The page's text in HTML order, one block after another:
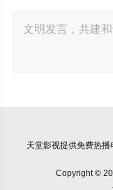
天堂影视提供免费热播
Copyright ©